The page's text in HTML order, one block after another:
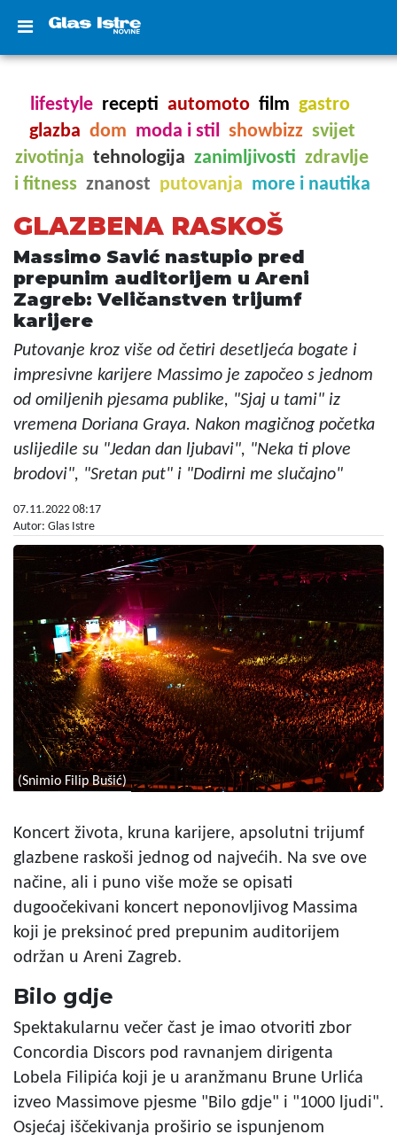
lifestyle recepti automoto film gastro
glazba dom moda i stil showbizz svijet
zivotinja tehnologija zanimljivosti zdravlje
i fitness znanost putovanja more i nautika
GLAZBENA RASKOŠ
Massimo Savić nastupio pred
prepunim auditorijem u Areni
Zagreb: Veličanstven trijumf
karijere
Putovanje kroz više od četiri desetljeća bogate i
impresivne karijere Massimo je započeo s jednom
od omiljenih pjesama publike, "Sjaj u tami" iz
vremena Doriana Graya. Nakon magičnog početka
uslijedile su "Jedan dan ljubavi", "Neka ti plove
brodovi", "Sretan put" i "Dodirni me slučajno"
07.11.2022 08:17
Autor: Glas Istre
(Snimio Filip Bušić)
Koncert života, kruna karijere, apsolutni trijumf
glazbene raskoši jednog od najvećih. Na sve ove
načine, ali i puno više može se opisati
dugoočekivani koncert neponovljivog Massima
koji je preksinoć pred prepunim auditorijem
održan u Areni Zagreb.
Bilo gdje
Spektakularnu večer čast je imao otvoriti zbor
Concordia Discors pod ravnanjem dirigenta
Lobela Filipića koji je u aranžmanu Brune Urlića
izveo Massimove pjesme "Bilo gdje" i "1000 ljudi".
Osjećaj iščekivanja proširio se ispunjenom